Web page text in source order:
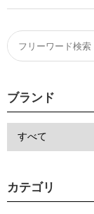
ブランド
カテゴリ